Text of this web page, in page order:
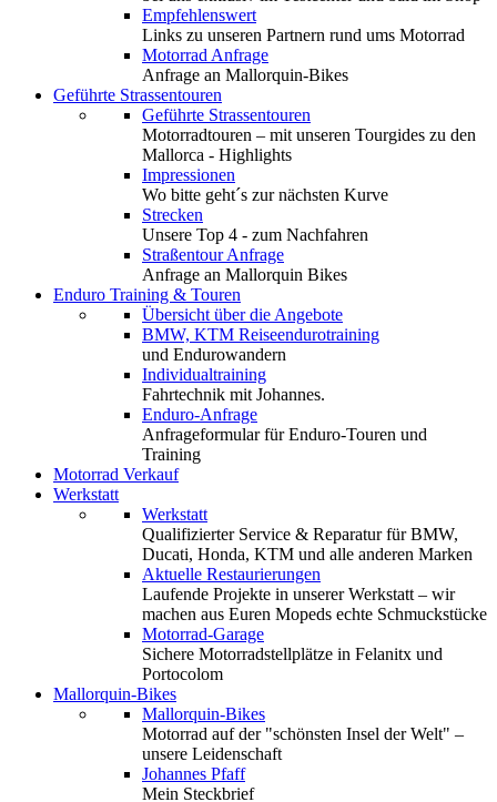
Empfehlenswert
Links zu unseren Partnern rund ums Motorrad
Motorrad Anfrage
Anfrage an Mallorquin-Bikes
Geführte Strassentouren
Geführte Strassentouren
Motorradtouren – mit unseren Tourgides zu den
Mallorca - Highlights
Impressionen
Wo bitte geht´s zur nächsten Kurve
Strecken
Unsere Top 4 - zum Nachfahren
Straßentour Anfrage
Anfrage an Mallorquin Bikes
Enduro Training & Touren
Übersicht über die Angebote
BMW, KTM Reiseendurotraining
und Endurowandern
Individualtraining
Fahrtechnik mit Johannes.
Enduro-Anfrage
Anfrageformular für Enduro-Touren und
Training
Motorrad Verkauf
Werkstatt
Werkstatt
Qualifizierter Service & Reparatur für BMW,
Ducati, Honda, KTM und alle anderen Marken
Aktuelle Restaurierungen
Laufende Projekte in unserer Werkstatt – wir
machen aus Euren Mopeds echte Schmuckstücke
Motorrad-Garage
Sichere Motorradstellplätze in Felanitx und
Portocolom
Mallorquin-Bikes
Mallorquin-Bikes
Motorrad auf der "schönsten Insel der Welt" –
unsere Leidenschaft
Johannes Pfaff
Mein Steckbrief